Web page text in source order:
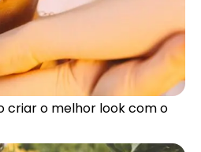
criar o melhor look com o